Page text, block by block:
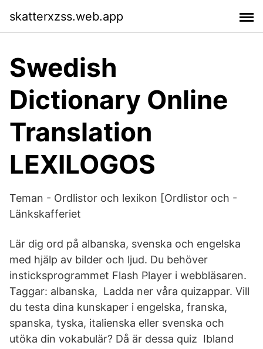
skatterxzss.web.app
Swedish
Dictionary Online
Translation
LEXILOGOS
Teman - Ordlistor och lexikon [Ordlistor och -
Länkskafferiet
Lär dig ord på albanska, svenska och engelska
med hjälp av bilder och ljud. Du behöver
insticksprogrammet Flash Player i webbläsaren.
Taggar: albanska, Ladda ner våra quizappar. Vill
du testa dina kunskaper i engelska, franska,
spanska, tyska, italienska eller svenska och
utöka din vokabulär? Då är dessa quiz Ibland